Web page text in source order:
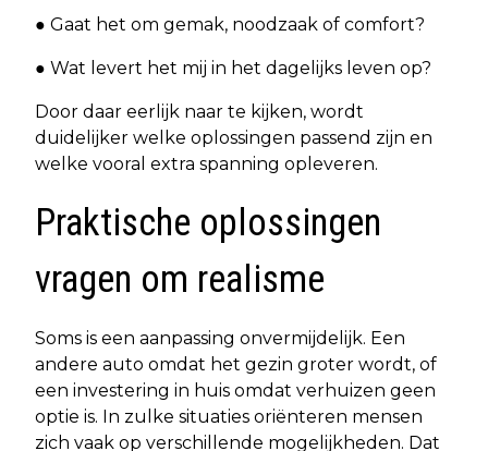
● Gaat het om gemak, noodzaak of comfort?
● Wat levert het mij in het dagelijks leven op?
Door daar eerlijk naar te kijken, wordt
duidelijker welke oplossingen passend zijn en
welke vooral extra spanning opleveren.
Praktische oplossingen
vragen om realisme
Soms is een aanpassing onvermijdelijk. Een
andere auto omdat het gezin groter wordt, of
een investering in huis omdat verhuizen geen
optie is. In zulke situaties oriënteren mensen
zich vaak op verschillende mogelijkheden. Dat